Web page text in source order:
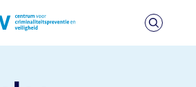
Zoeken